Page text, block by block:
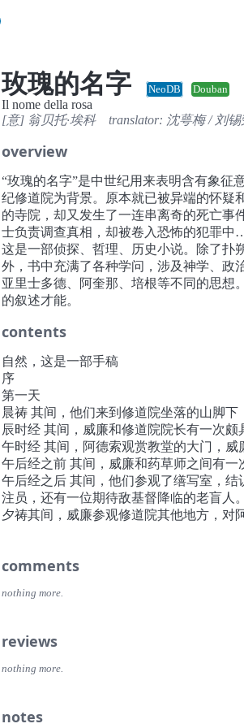
玫瑰的名字 NeoDB
Douban
Il nome della rosa
[意] 翁贝托·埃科
translator: 沈萼梅/ 刘锡
overview
“玫瑰的名字”是中世纪用来表明含有象征
纪修道院为背景。原本就已被异端的怀疑
的寺院，却又发生了一连串离奇的死亡事
士负责调查真相，却被卷入恐怖的犯罪
这是一部侦探、哲理、历史小说。除了扑
外，书中充满了各种学问，涉及神学、政
亚里士多德、阿奎那、培根等不同的思想
的叙述才能。
contents
自然，这是一部手稿
序
第一天
晨祷 其间，他们来到修道院坐落的山脚下
辰时经 其间，威廉和修道院院长有一次颇
午时经 其间，阿德索观赏教堂的大门，威
午后经之前 其间，威廉和药草师之间有一
午后经之后 其间，他们参观了缮写室，
注员，还有一位期待敌基督降临的老盲人。
夕祷其间，威廉参观修道院其他地方，对
晚祷 其间，威廉和阿德索受到修道院院长
第二天
晨祷 其间，乌普萨拉的本诺和阿伦德尔的
领悟了悔罪的真正含义。
辰时经 其间，目睹了俗人之间的一场争吵
是不能进入他想去的地方。
comments
nothing more.
reviews
nothing more.
notes